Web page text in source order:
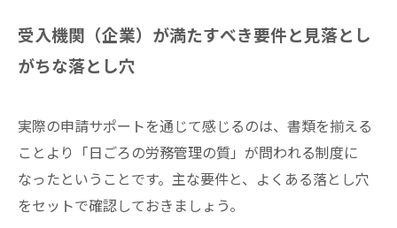
受入機関（企業）が満たすべき要件と見落とし
がちな落とし穴
実際の申請サポートを通じて感じるのは、書類を揃える
ことより「日ごろの労務管理の質」が問われる制度に
なったということです。主な要件と、よくある落とし穴
をセットで確認しておきましょう。